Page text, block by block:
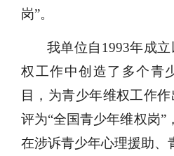
央综治办、最高法院、最
岗”。
我单位自
1993年成
权工作中创造了多个青
目，为青少年维权工作